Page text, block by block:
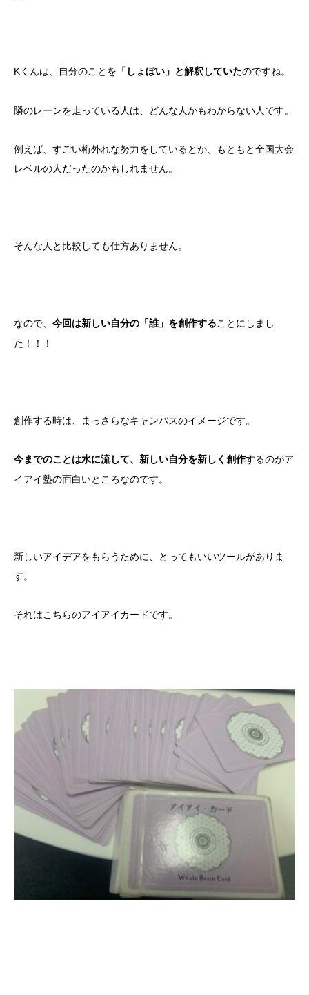
Kくんは、自分のことを「 しょぼい」と解釈していたのですね。
隣のレーンを走っている人は、どんな人かもわからない人です。
例えば、すごい桁外れな努力をしているとか、もともと全国大会
レベルの人だったのかもしれません。
そんな人と比較しても仕方ありません。
なので、 今回は新しい自分の「誰」を創作する ことにしまし
た！！！
創作する時は、まっさらなキャンバスのイメージです。
今までのことは水に流して、新しい自分を新しく創作するのがア
イアイ塾の面白いところなのです。
新しいアイデアをもらうために、とってもいいツールがありま
す。
それはこちらのアイアイカードです。